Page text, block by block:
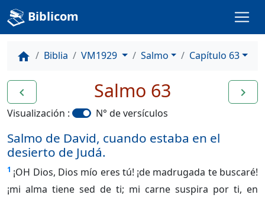
Biblicom
home Biblia VM1929 Salmo Capítulo 63
navigate_before navigate_next
Salmo 63
Visualización : N° de versículos
Salmo de David, cuando estaba en el
desierto de Judá.
1 ¡OH Dios, Dios mío eres tú! ¡de madrugada te buscaré!
¡mi alma tiene sed de ti; mi carne suspira por ti, en